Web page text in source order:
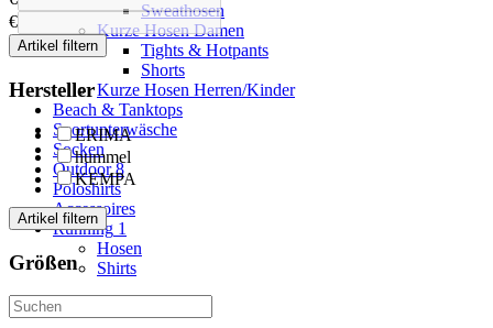
Sweathosen
Kurze Hosen Damen
Tights & Hotpants
Shorts
Kurze Hosen Herren/Kinder
Beach & Tanktops
Sportunterwäsche
Socken
Outdoor 8
Poloshirts
Accessoires
Running 1
Hosen
Shirts
€
Artikel filtern
Hersteller
ERIMA
hummel
KEMPA
Artikel filtern
Größen